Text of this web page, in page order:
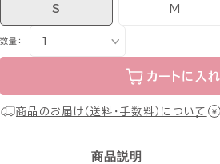
S M
数量：
カートに入
商品のお届け（送料・手数料）について
商品説明